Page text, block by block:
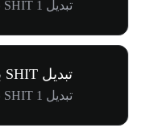
تبدیل 1 SHIT به ₱0.000028
تبدیل SHIT به AUD
تبدیل 1 SHIT به $0.000001